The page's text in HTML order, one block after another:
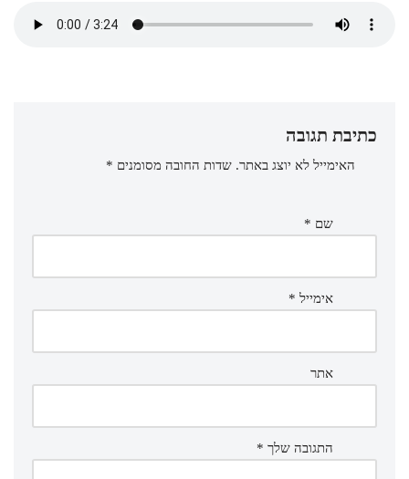
כתיבת תגובה
האימייל לא יוצג באתר. שדות החובה מסומנים *
שם *
אימייל *
אתר
התגובה שלך *